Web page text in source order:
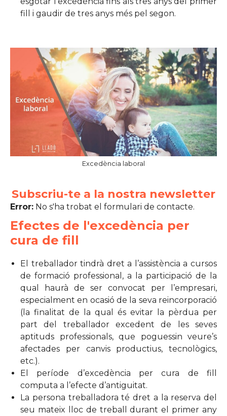
fill i gaudir de tres anys més pel segon.
Excedència laboral
Subscriu-te a la nostra newsletter
Error: No s'ha trobat el formulari de contacte.
Efectes de l'excedència per
cura de fill
El treballador tindrà dret a l’assistència a cursos
de formació professional, a la participació de la
qual haurà de ser convocat per l’empresari,
especialment en ocasió de la seva reincorporació
(la finalitat de la qual és evitar la pèrdua per
part del treballador excedent de les seves
aptituds professionals, que poguessin veure’s
afectades per canvis productius, tecnològics,
etc.).
El període d’excedència per cura de fill
computa a l’efecte d’antiguitat.
La persona treballadora té dret a la reserva del
seu mateix lloc de treball durant el primer any